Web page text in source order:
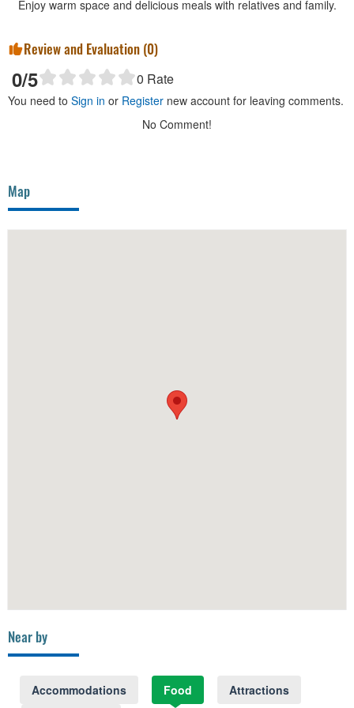
Enjoy warm space and delicious meals with relatives and family.
Review and Evaluation (0)
0/5 0 Rate
You need to Sign in or Register new account for leaving comments.
No Comment!
Map
Near by
Accommodations Food
Attractions